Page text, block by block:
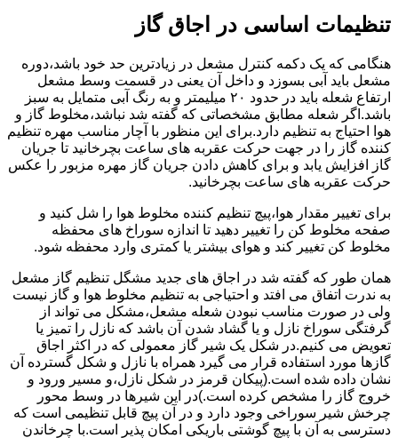
تنظیمات اساسی در اجاق گاز
هنگامی که یک دکمه کنترل مشعل در زیادترین حد خود باشد،دوره
مشعل باید آبی بسوزد و داخل آن یعنی در قسمت وسط مشعل
ارتفاع شعله باید در حدود ۲۰ میلیمتر و به رنگ آبی متمایل به سبز
باشد.اگر شعله مطابق مشخصاتی که گفته شد نباشد،مخلوط گاز و
هوا احتیاج به تنظیم دارد.برای این منظور با آچار مناسب مهره تنظیم
کننده گاز را در جهت حرکت عقربه های ساعت بچرخانید تا جریان
گاز افزایش یابد و برای کاهش دادن جریان گاز مهره مزبور را عکس
حرکت عقربه های ساعت بچرخانید.
برای تغییر مقدار هوا،پیچ تنظیم کننده مخلوط هوا را شل کنید و
صفحه مخلوط کن را تغییر دهید تا اندازه سوراخ های محفظه
مخلوط کن تغییر کند و هوای بیشتر یا کمتری وارد محفظه شود.
همان طور که گفته شد در اجاق های جدید مشگل تنظیم گاز مشعل
به ندرت اتفاق می افتد و احتیاجی به تنظیم مخلوط هوا و گاز نیست
ولی در صورت مناسب نبودن شعله مشعل،مشکل می تواند از
گرفتگی سوراخ نازل و یا گشاد شدن آن باشد که نازل را تمیز یا
تعویض می کنیم.در شکل یک شیر گاز معمولی که در اکثر اجاق
گازها مورد استفاده قرار می گیرد همراه با نازل و شکل گسترده آن
نشان داده شده است.(پیکان قرمز در شکل نازل،و مسیر ورود و
خروج گاز را مشخص کرده است.)در این شیرها در وسط محور
چرخش شیر سوراخی وجود دارد و در آن پیچ قابل تنظیمی است که
دسترسی به آن با پیچ گوشتی باریکی امکان پذیر است.با چرخاندن